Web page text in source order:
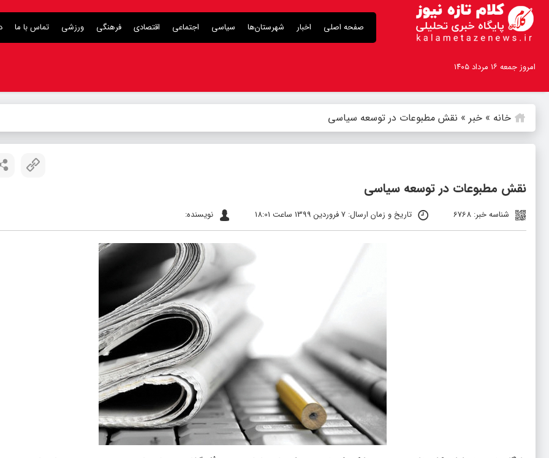
صفحه اصلی اخبار شهرستان‌ها سیاسی اجتماعی اقتصادی فرهنگی ورزشی تماس با ما
امروز جمعه ۱۶ مرداد ۱۴۰۵
خانه » خبر » نقش مطبوعات در توسعه سیاسی
نقش مطبوعات در توسعه سیاسی
شناسه خبر: 6768 تاریخ و زمان ارسال: 7 فروردین 1399 ساعت 18:01 نویسنده: